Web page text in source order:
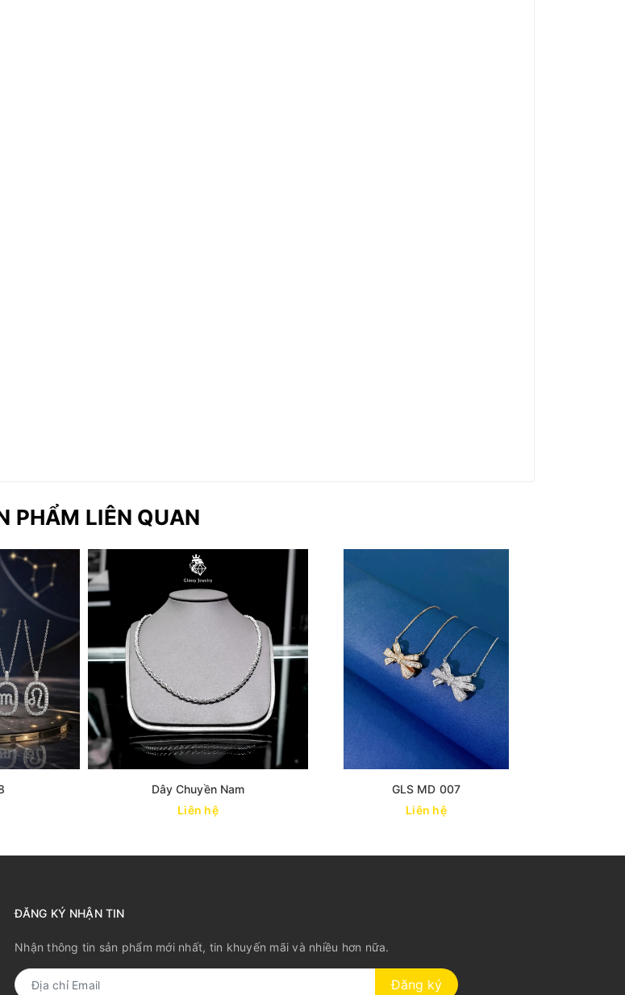
PHẨM LIÊN QUAN
Dây Chuyền Nam
Liên hệ
GLS MD 007
Liên hệ
ĐĂNG KÝ NHẬN TIN
Nhận thông tin sản phẩm mới nhất, tin khuyến mãi và nhiều hơn nữa.
Đăng ký